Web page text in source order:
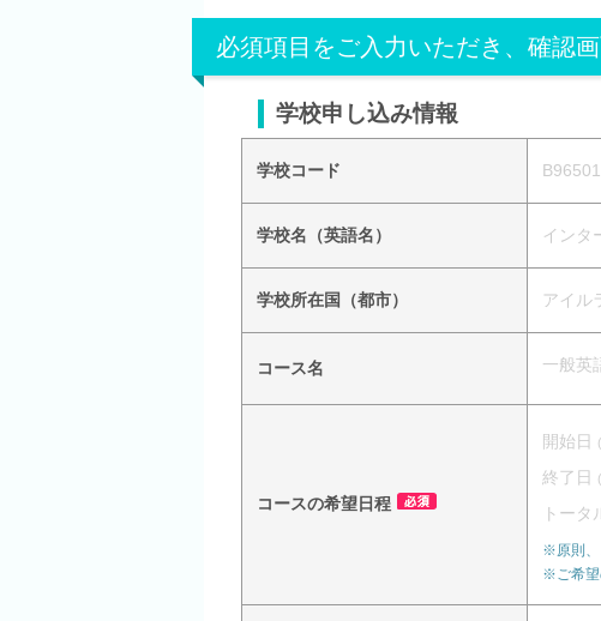
必須項目をご入力いただき、確認
学校申し込み情報
学校コード B96501
学校名（英語名） インタ
学校所在国（都市） アイル
コース名 一般英
コースの希望日程
開始日
終了日
トータ
※原則、
※ご希望